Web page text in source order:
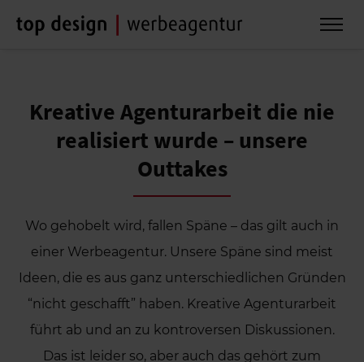
Kreative Agenturarbeit die nie
realisiert wurde – unsere
Outtakes
Wo gehobelt wird, fallen Späne – das gilt auch in
einer Werbeagentur. Unsere Späne sind meist
Ideen, die es aus ganz unterschiedlichen Gründen
“nicht geschafft” haben. Kreative Agenturarbeit
führt ab und an zu kontroversen Diskussionen.
Das ist leider so, aber auch das gehört zum